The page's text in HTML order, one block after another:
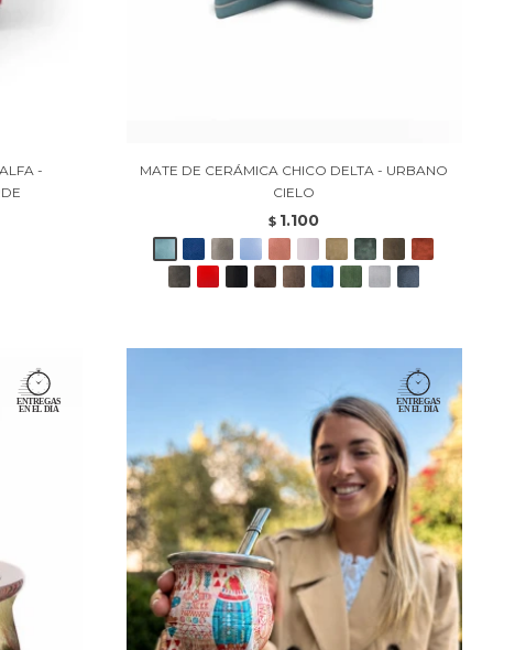
-
MATE DE CERÁMICA CHICO DELTA - URBANO
CIELO
$ 1.100